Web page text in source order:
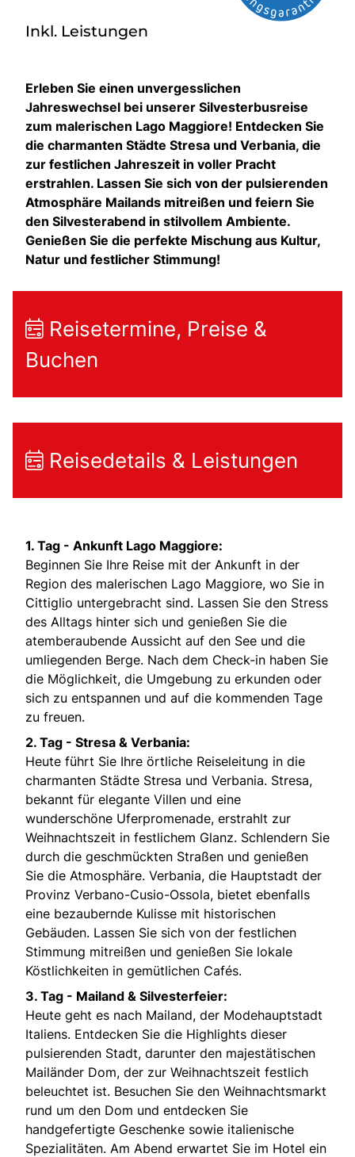
Inkl. Leistungen
Erleben Sie einen unvergesslichen
Jahreswechsel bei unserer Silvesterbusreise
zum malerischen Lago Maggiore! Entdecken Sie
die charmanten Städte Stresa und Verbania, die
zur festlichen Jahreszeit in voller Pracht
erstrahlen. Lassen Sie sich von der pulsierenden
Atmosphäre Mailands mitreißen und feiern Sie
den Silvesterabend in stilvollem Ambiente.
Genießen Sie die perfekte Mischung aus Kultur,
Natur und festlicher Stimmung!
Reisetermine, Preise &
Buchen
Reisedetails & Leistungen
1. Tag - Ankunft Lago Maggiore:
Beginnen Sie Ihre Reise mit der Ankunft in der
Region des malerischen Lago Maggiore, wo Sie in
Cittiglio untergebracht sind. Lassen Sie den Stress
des Alltags hinter sich und genießen Sie die
atemberaubende Aussicht auf den See und die
umliegenden Berge. Nach dem Check-in haben Sie
die Möglichkeit, die Umgebung zu erkunden oder
sich zu entspannen und auf die kommenden Tage
zu freuen.
2. Tag - Stresa & Verbania:
Heute führt Sie Ihre örtliche Reiseleitung in die
charmanten Städte Stresa und Verbania. Stresa,
bekannt für elegante Villen und eine
wunderschöne Uferpromenade, erstrahlt zur
Weihnachtszeit in festlichem Glanz. Schlendern Sie
durch die geschmückten Straßen und genießen
Sie die Atmosphäre. Verbania, die Hauptstadt der
Provinz Verbano-Cusio-Ossola, bietet ebenfalls
eine bezaubernde Kulisse mit historischen
Gebäuden. Lassen Sie sich von der festlichen
Stimmung mitreißen und genießen Sie lokale
Köstlichkeiten in gemütlichen Cafés.
3. Tag - Mailand & Silvesterfeier:
Heute geht es nach Mailand, der Modehauptstadt
Italiens. Entdecken Sie die Highlights dieser
pulsierenden Stadt, darunter den majestätischen
Mailänder Dom, der zur Weihnachtszeit festlich
beleuchtet ist. Besuchen Sie den Weihnachtsmarkt
rund um den Dom und entdecken Sie
handgefertigte Geschenke sowie italienische
Spezialitäten. Am Abend erwartet Sie im Hotel ein